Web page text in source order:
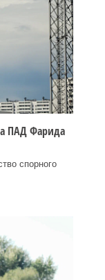
ПАД Фарида
спорного